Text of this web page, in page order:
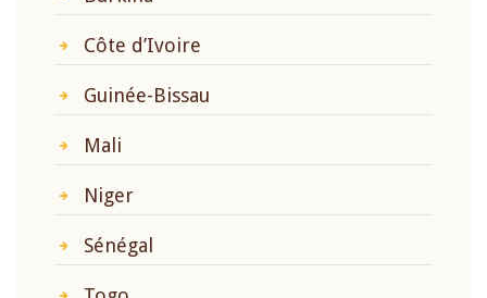
Côte d’Ivoire
Guinée-Bissau
Mali
Niger
Sénégal